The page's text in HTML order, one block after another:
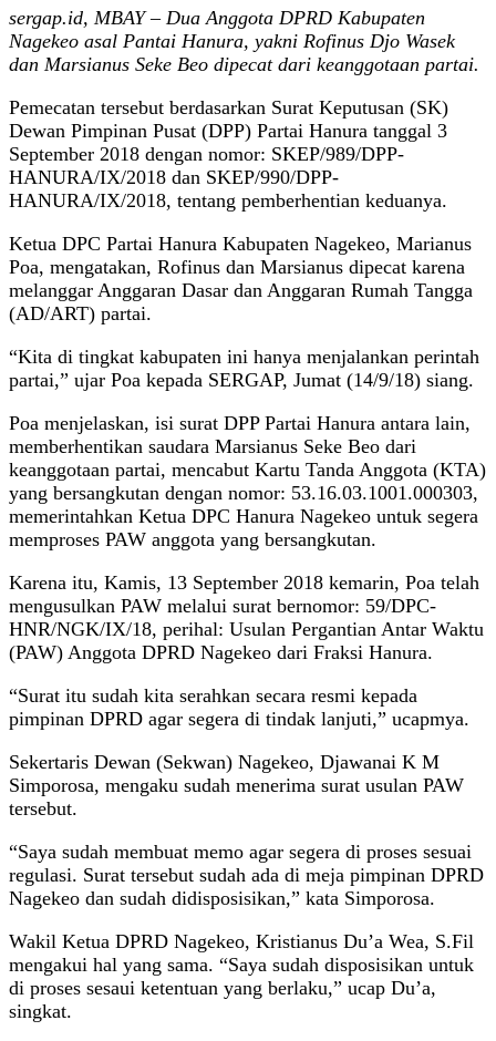
sergap.id, MBAY – Dua Anggota DPRD Kabupaten
Nagekeo asal Pantai Hanura, yakni Rofinus Djo Wasek
dan Marsianus Seke Beo dipecat dari keanggotaan partai.
Pemecatan tersebut berdasarkan Surat Keputusan (SK)
Dewan Pimpinan Pusat (DPP) Partai Hanura tanggal 3
September 2018 dengan nomor: SKEP/989/DPP-
HANURA/IX/2018 dan SKEP/990/DPP-
HANURA/IX/2018, tentang pemberhentian keduanya.
Ketua DPC Partai Hanura Kabupaten Nagekeo, Marianus
Poa, mengatakan, Rofinus dan Marsianus dipecat karena
melanggar Anggaran Dasar dan Anggaran Rumah Tangga
(AD/ART) partai.
“Kita di tingkat kabupaten ini hanya menjalankan perintah
partai,” ujar Poa kepada SERGAP, Jumat (14/9/18) siang.
Poa menjelaskan, isi surat DPP Partai Hanura antara lain,
memberhentikan saudara Marsianus Seke Beo dari
keanggotaan partai, mencabut Kartu Tanda Anggota (KTA)
yang bersangkutan dengan nomor: 53.16.03.1001.000303,
memerintahkan Ketua DPC Hanura Nagekeo untuk segera
memproses PAW anggota yang bersangkutan.
Karena itu, Kamis, 13 September 2018 kemarin, Poa telah
mengusulkan PAW melalui surat bernomor: 59/DPC-
HNR/NGK/IX/18, perihal: Usulan Pergantian Antar Waktu
(PAW) Anggota DPRD Nagekeo dari Fraksi Hanura.
“Surat itu sudah kita serahkan secara resmi kepada
pimpinan DPRD agar segera di tindak lanjuti,” ucapmya.
Sekertaris Dewan (Sekwan) Nagekeo, Djawanai K M
Simporosa, mengaku sudah menerima surat usulan PAW
tersebut.
“Saya sudah membuat memo agar segera di proses sesuai
regulasi. Surat tersebut sudah ada di meja pimpinan DPRD
Nagekeo dan sudah didisposisikan,” kata Simporosa.
Wakil Ketua DPRD Nagekeo, Kristianus Du’a Wea, S.Fil
mengakui hal yang sama. “Saya sudah disposisikan untuk
di proses sesaui ketentuan yang berlaku,” ucap Du’a,
singkat.